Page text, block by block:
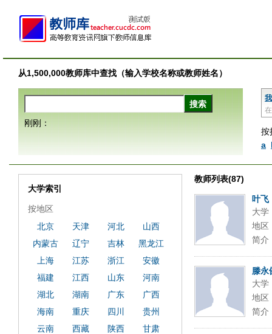
从1,500,000教师库中查找（输入学校名称或教师姓名）
按
a
刚刚：
教师列表(87)
叶飞
大学
地区
简介
滕永
大学
地区
简介
大学索引
按地区
北京
天津 河北
山西
内蒙古
辽宁 吉林
黑龙江
上海
江苏 浙江
安徽
福建
江西 山东
河南
湖北
湖南 广东
广西
海南
重庆 四川
贵州
云南
西藏 陕西
甘肃